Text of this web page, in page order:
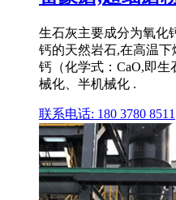
生石灰主要成分为氧化
钙的天然岩石,在高温
钙（化学式：CaO,即
械化、半机械化 .
联系电话: 180 3780 8511